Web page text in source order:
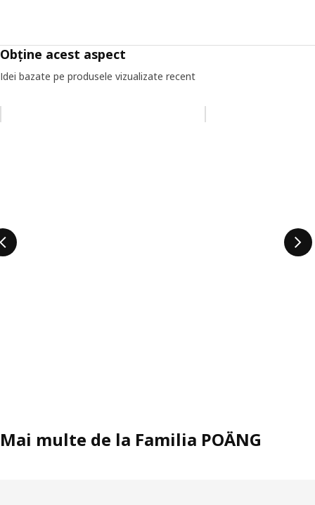
Obține acest aspect
Idei bazate pe produsele vizualizate recent
Mai multe de la Familia POÄNG